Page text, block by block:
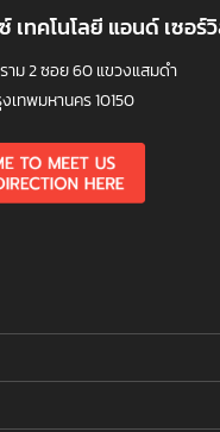
เทคโนโลยี แอนด์ เซอร์
าม 2 ซอย 60 แขวงแสมดำ
เทพมหานคร 10150